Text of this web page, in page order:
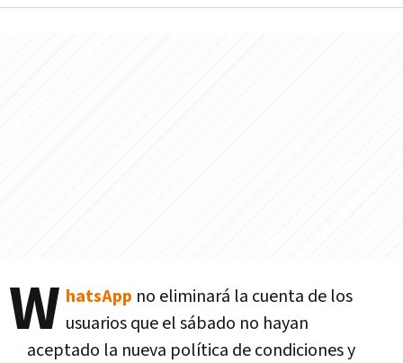
W hatsApp no eliminará la cuenta de los
usuarios que el sábado no hayan
aceptado la nueva política de condiciones y